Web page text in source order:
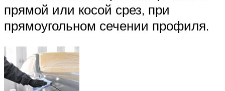
прямой или косой срез, при
прямоугольном сечении профиля.